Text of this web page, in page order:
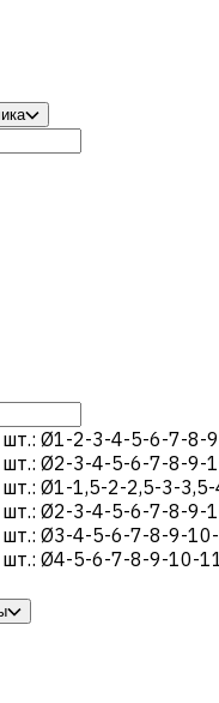
шт.: Ø1-2-3-4-5-6-7-8-
шт.: Ø2-3-4-5-6-7-8-9-
Ø1-1,5-2-2,5-3-
шт.: Ø2-3-4-5-6-7-8-9-
шт.: Ø3-4-5-6-7-8-9-
шт.: Ø4-5-6-7-8-9-10-